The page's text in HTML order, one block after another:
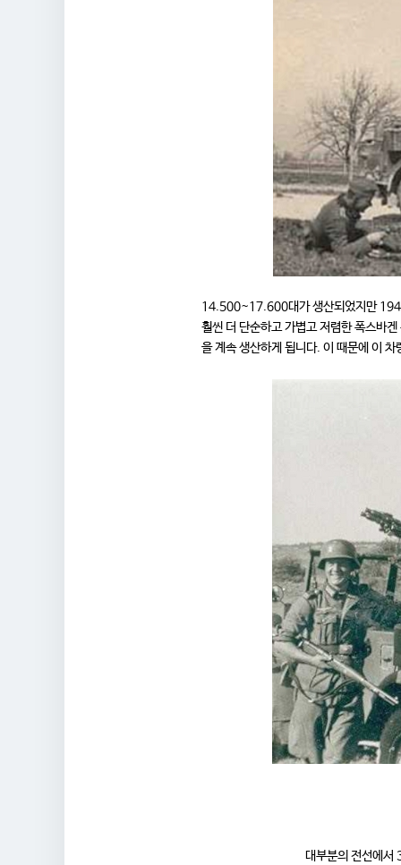
14.500~17.600대가 생산되었지만
훨씬 더 단순하고 가볍고 저렴한 폭스바
을 계속 생산하게 됩니다. 이 때문에 이
대부분의 전선에서